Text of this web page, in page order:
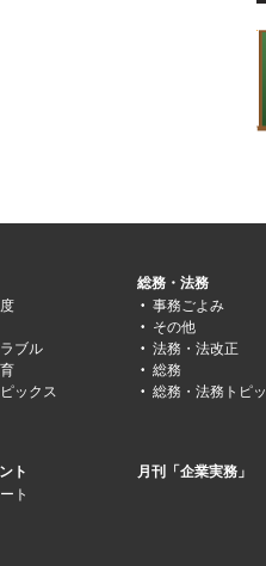
ブル
ックス
総務・法務
事務ごよみ
その他
法務・法改正
総務
総務・法務トピ
ト
ト
月刊「企業実務」